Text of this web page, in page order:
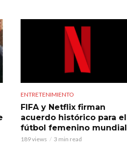
ENTRETENIMIENTO
FIFA y Netflix firman
acuerdo histórico para el
fútbol femenino mundial
189 views 3 min read